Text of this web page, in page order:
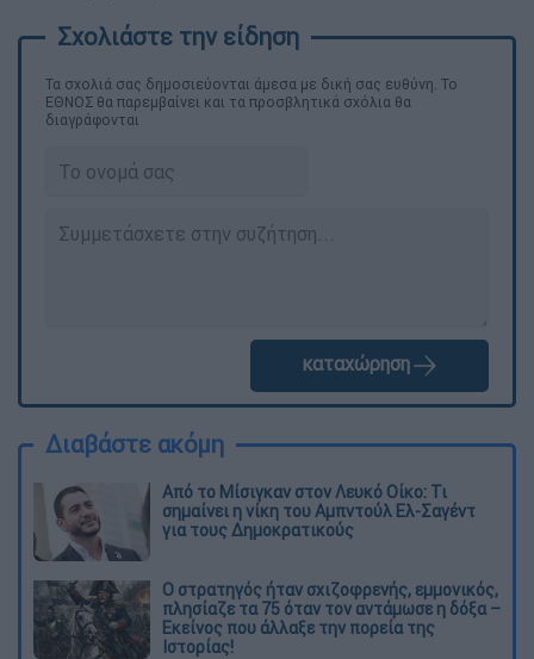
Τα σχολιά σας δημοσιεύονται άμεσα με δική σας ευθύνη. Το
ΕΘΝΟΣ θα παρεμβαίνει και τα προσβλητικά σχόλια θα
διαγράφονται
καταχώρηση
Διαβάστε ακόμη
Από το Μίσιγκαν στον Λευκό Οίκο: Τι
σημαίνει η νίκη του Αμπντούλ Ελ-Σαγέντ
για τους Δημοκρατικούς
O στρατηγός ήταν σχιζοφρενής, εμμονικός,
πλησίαζε τα 75 όταν τον αντάμωσε η δόξα –
Εκείνος που άλλαξε την πορεία της
Ιστορίας!